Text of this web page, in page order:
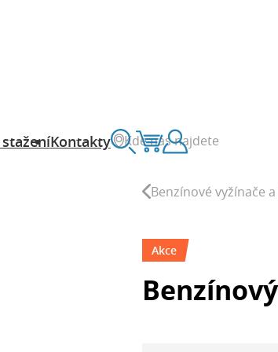
Kde nás najdete
Vyhledávání
KošíkZákaznický účet
staženíKontakty
Benzínové vyžínače
Akce